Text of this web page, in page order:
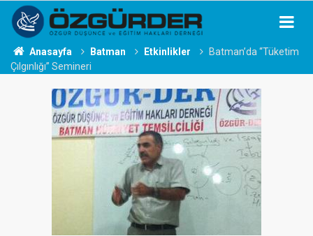
Anasayfa Batman Etkinlikler
Batman’da “Tüketim
Çılgınlığı” Semineri